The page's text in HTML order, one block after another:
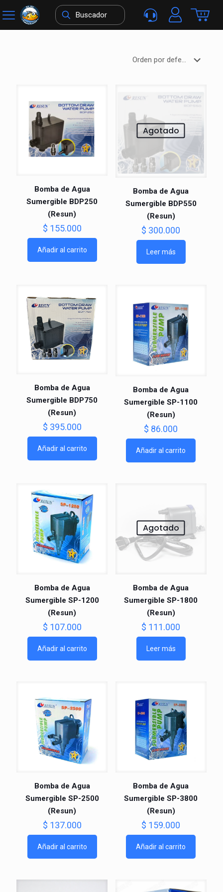
Bomba de Agua
Sumergible BDP250
(Resun)
$ 155.000
Añadir al carrito
Agotado
Bomba de Agua
Sumergible BDP550
(Resun)
$ 300.000
Leer más
Bomba de Agua
Sumergible BDP750
(Resun)
$ 395.000
Añadir al carrito
Bomba de Agua
Sumergible SP-1100
(Resun)
$ 86.000
Añadir al carrito
Bomba de Agua
Sumergible SP-1200
(Resun)
$ 107.000
Añadir al carrito
Agotado
Bomba de Agua
Sumergible SP-1800
(Resun)
$ 111.000
Leer más
Bomba de Agua
Sumergible SP-2500
(Resun)
$ 137.000
Añadir al carrito
Bomba de Agua
Sumergible SP-3800
(Resun)
$ 159.000
Añadir al carrito